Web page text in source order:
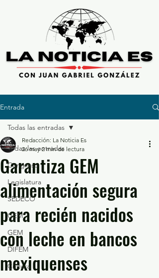
Entrada
Todas las entradas
Congreso
Legislatura
SEDECO
GEM
GEM
DIFEM
Cultura
Todas las entradas
Garantiza GEM
alimentación segura
para recién nacidos
con leche en bancos
mexiquenses
Redacción: La Noticia Es
26 may 2 min de lectura